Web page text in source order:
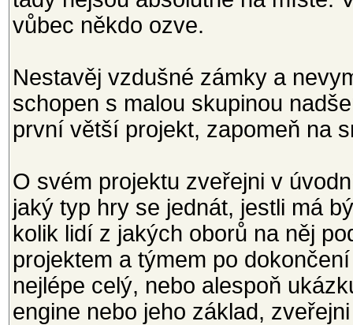
vůbec někdo ozve.
Nestavěj vzdušné zámky a
schopen s malou skupinou
první větší projekt, zapomeň na
O svém projektu zveřejni v
jaký typ hry se jednát, jestli má
kolik lidí z jakých oborů na něj
projektem a týmem po
nejlépe celý, nebo alespoň
engine nebo jeho základ,